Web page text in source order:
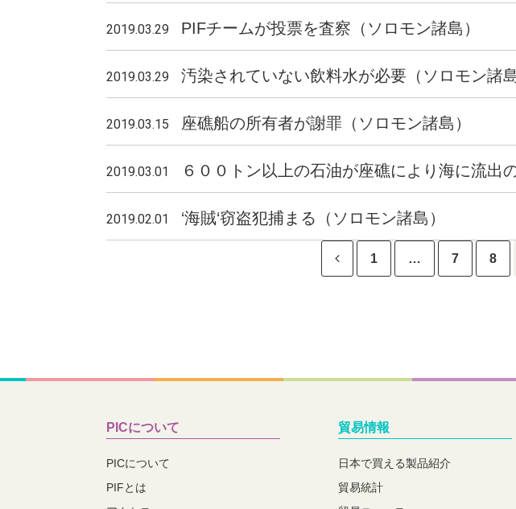
2019.03.29 PIFチームが投票を査察（ソロモン諸島）
2019.03.29 汚染されていない飲料水が必要（ソロモン諸島
2019.03.15 座礁船の所有者が謝罪（ソロモン諸島）
2019.03.01 ６００トン以上の石油が座礁により海に流出
2019.02.01 ‘海賊‘窃盗犯捕まる（ソロモン諸島）
1 … 7 8
PICについて
PICについて
PIFとは
貿易情報
日本で買える製品紹介
貿易統計